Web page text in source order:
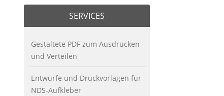
SERVICES
Gestaltete PDF zum Ausdrucken
und Verteilen
Entwürfe und Druckvorlagen für
NDS-Aufkleber